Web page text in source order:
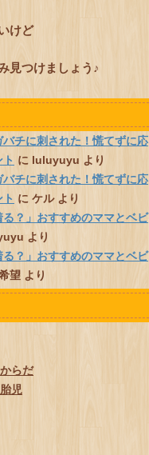
けど
見つけましょう♪
チに刺された！慌てずに応
に luluyuyu より
チに刺された！慌てずに応
に ケルより
？」おすすめのママとベビ
より
？」おすすめのママとベビ
望 より
らだ
児